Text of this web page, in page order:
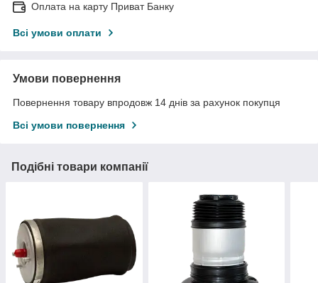
Оплата на карту Приват Банку
Всі умови оплати
Умови повернення
Повернення товару впродовж 14 днів за рахунок покупця
Всі умови повернення
Подібні товари компанії